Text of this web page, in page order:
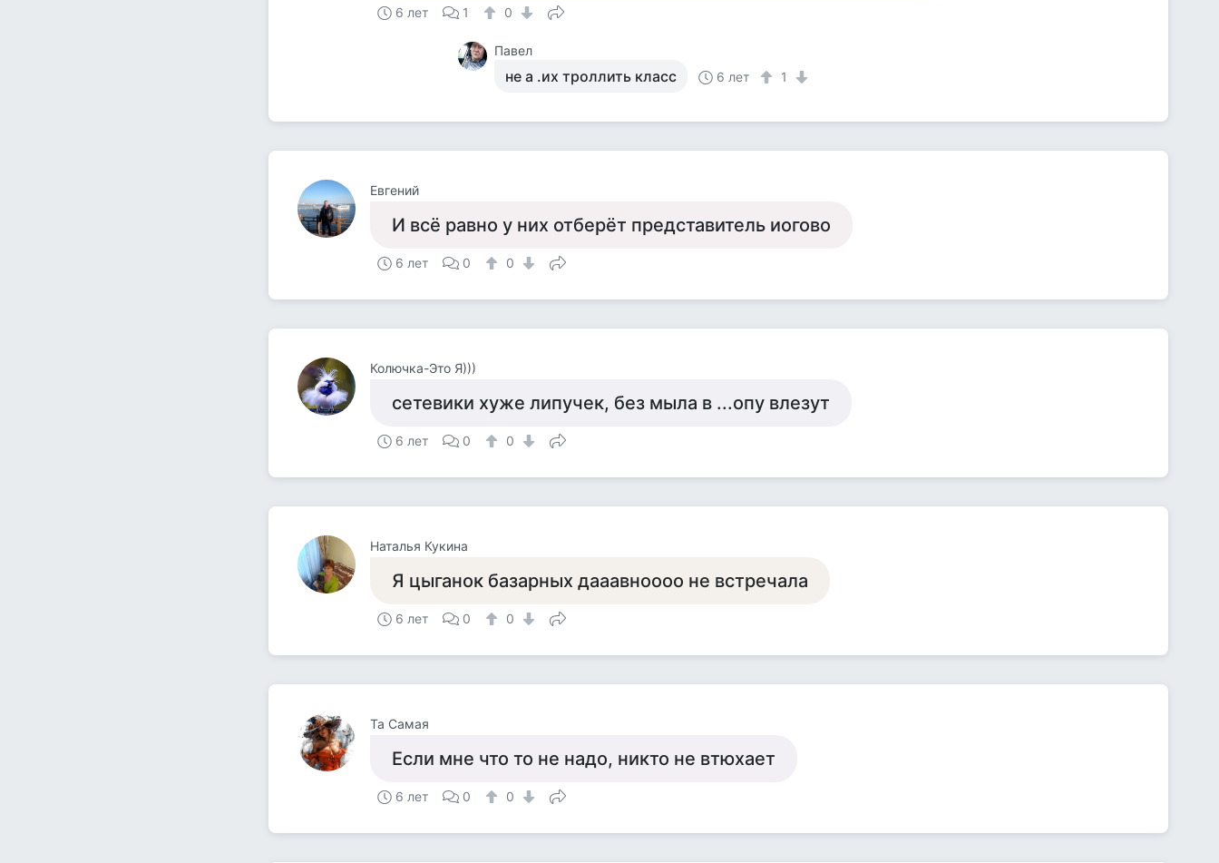
6 лет 1 0
Павел
не а .их троллить класс 6 лет 1
Евгений
И всё равно у них отберёт представитель иогово
6 лет 0 0
Колючка-Это Я)))
сетевики хуже липучек, без мыла в ...опу влезут
6 лет 0 0
Наталья Кукина
Я цыганок базарных дааавноооо не встречала
6 лет 0 0
Та Самая
Если мне что то не надо, никто не втюхает
6 лет 0 0